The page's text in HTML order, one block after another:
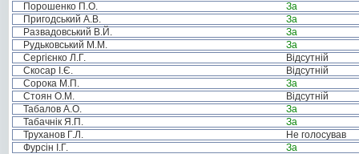
Порошенко П.О.
За
Пригодський А.В.
За
Развадовський В.Й.
За
Рудьковський М.М.
За
Сергієнко Л.Г.
Відсутній
Скосар І.Є.
Відсутній
Сорока М.П.
За
Стоян О.М.
Відсутній
Табалов А.О.
За
Табачнік Я.П.
За
Труханов Г.Л.
Не голосував
Фурсін І.Г.
За